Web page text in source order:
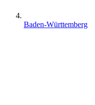
Baden-Württemberg